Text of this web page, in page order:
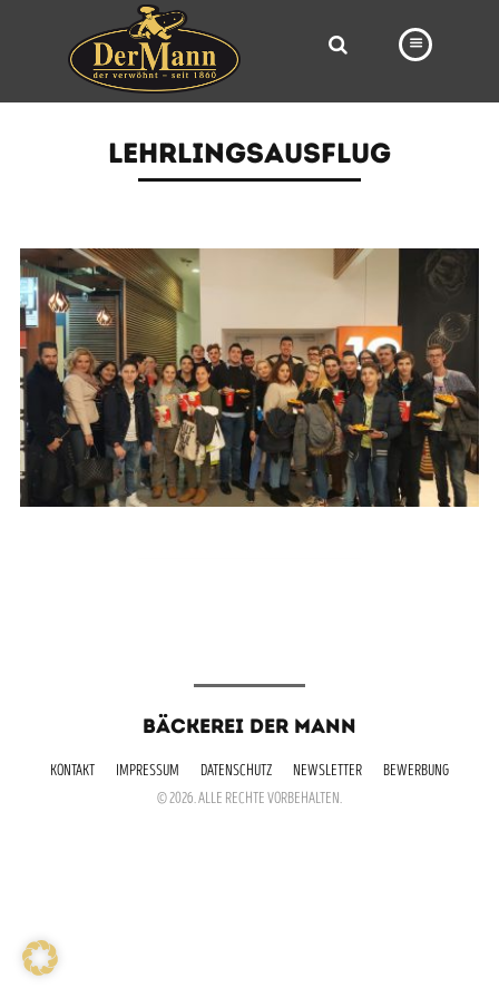
FILIALEN
NEWS
KARRIERE
VIDEOS
LEHRLINGSAUSFLUG
BÄCKEREI DER MANN
KONTAKT IMPRESSUM DATENSCHUTZ NEWSLETTER
BEWERBUNG
© 2026. ALLE RECHTE VORBEHALTEN.